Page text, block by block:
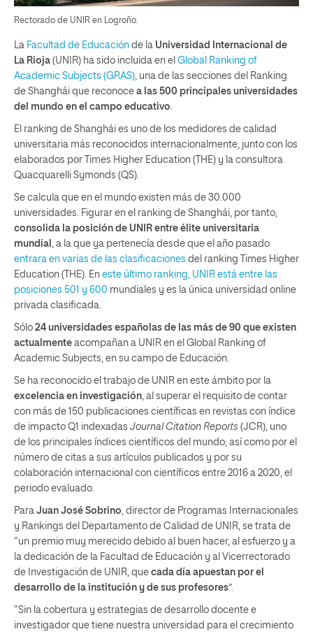
Rectorado de UNIR en Logroño.
La Facultad de Educación de la Universidad Internacional de
La Rioja (UNIR) ha sido incluida en el Global Ranking of
Academic Subjects (GRAS) , una de las secciones del Ranking
de Shanghái que reconoce a las 500 principales universidades
del mundo en el campo educativo
El ranking de Shanghái es uno de los medidores de calidad
universitaria más reconocidos internacionalmente, junto con los
elaborados por Times Higher Education (THE) y la consultora
Quacquarelli Symonds (QS).
Se calcula que en el mundo existen más de 30.000
universidades. Figurar en el ranking de Shanghái, por tanto,
consolida la posición de UNIR entre élite universitaria
mundial
, a la que ya pertenecía desde que el año pasado
entrara en varias de las clasificaciones del ranking Times Higher
Education (THE). En este último ranking, UNIR está entre las
posiciones 501 y 600 mundiales y es la única universidad online
privada clasificada.
Sólo 24 universidades españolas de las más de 90 que existen
actualmente acompañan a UNIR en el Global Ranking of
Academic Subjects, en su campo de Educación.
Se ha reconocido el trabajo de UNIR en este ámbito por la
excelencia en investigación , al superar el requisito de contar
con más de 150 publicaciones científicas en revistas con índice
de impacto Q1 indexadas Journal Citation Reports (JCR), uno
de los principales índices científicos del mundo; así como por el
número de citas a sus artículos publicados y por su
colaboración internacional con científicos entre 2016 a 2020, el
periodo evaluado.
Para Juan José Sobrino , director de Programas Internacionales
y Rankings del Departamento de Calidad de UNIR, se trata de
“un premio muy merecido debido al buen hacer, al esfuerzo y a
la dedicación de la Facultad de Educación y al Vicerrectorado
de Investigación de UNIR, que cada día apuestan por el
desarrollo de la institución y de sus profesores”.
“Sin la cobertura y estrategias de desarrollo docente e
investigador que tiene nuestra universidad para el crecimiento